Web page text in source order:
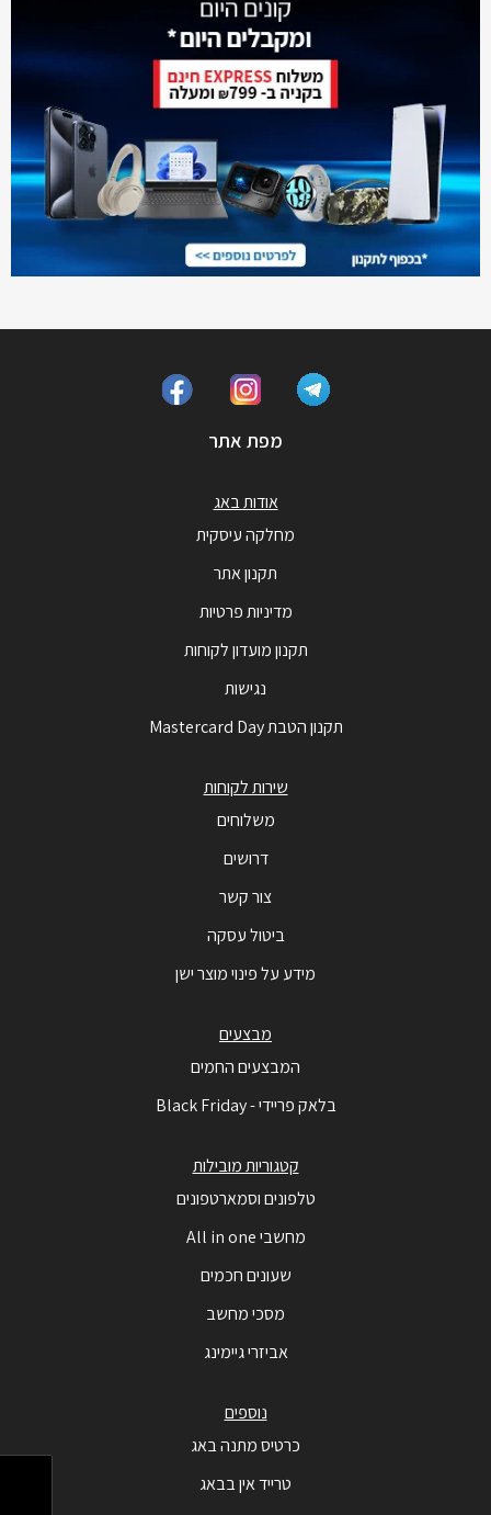
מפת אתר
אודות באג
מחלקה עיסקית
תקנון אתר
מדיניות פרטיות
תקנון מועדון לקוחות
נגישות
תקנון הטבת Mastercard Day
שירות לקוחות
משלוחים
דרושים
צור קשר
ביטול עסקה
מידע על פינוי מוצר ישן
מבצעים
המבצעים החמים
בלאק פריידי - Black Friday
קטגוריות מובילות
טלפונים וסמארטפונים
מחשבי All in one
שעונים חכמים
מסכי מחשב
אביזרי גיימינג
נוספים
כרטיס מתנה באג
טרייד אין בבאג